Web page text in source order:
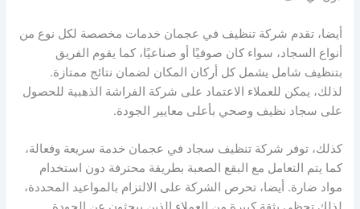
أيضا، تقدم شركة تنظيف في عجمان خدمات مخصصة لكل نوع من
أنواع السجاد، سواء كان صوفيًا أو صناعيًا، كما يقوم الفريق
بتنظيف شامل يشمل كل أركان المكان لضمان نتائج ممتازة.
لذلك، يمكن للعملاء الاعتماد على شركة الفراشة الذهبية للحصول
على سجاد نظيف وصحي بأعلى معايير الجودة.
كذلك، توفر شركة تنظيف سجاد في عجمان خدمة سريعة وفعالة،
كما يتم التعامل مع البقع الصعبة بطريقة محترفة دون استخدام
مواد ضارة. أيضا، تحرص الشركة على الالتزام بالمواعيد المحددة،